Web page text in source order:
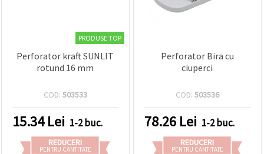
PRODUSE TOP
Perforator kraft SUNLIT
rotund 16 mm
COD: 503533
15.34Lei 1-2 buc.
REDUCERI
PENTRU CANTITATE
Perforator Bira cu
ciuperci
COD: 503536
78.26 Lei 1-2 buc.
REDUCERI
PENTRU CANTITATE